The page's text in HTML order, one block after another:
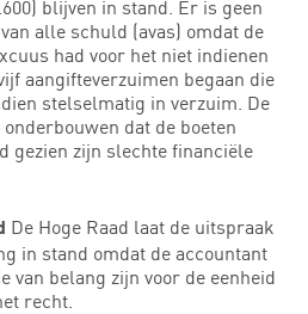
blijven in stand. Er is geen
alle schuld (avas) omdat de
had voor het niet indienen
aangifteverzuimen begaan die
stelselmatig in verzuim. De
dat de boeten
gezien zijn slechte financiële
De Hoge Raad laat de uitspraak
in stand omdat de accountant
van belang zijn voor de eenheid
recht.